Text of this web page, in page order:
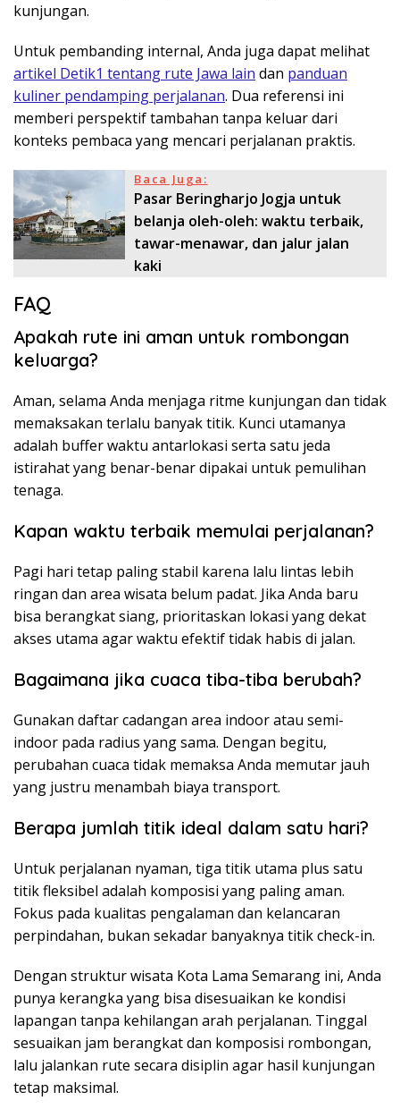
kunjungan.
Untuk pembanding internal, Anda juga dapat melihat
artikel Detik1 tentang rute Jawa lain dan panduan
kuliner pendamping perjalanan. Dua referensi ini
memberi perspektif tambahan tanpa keluar dari
konteks pembaca yang mencari perjalanan praktis.
Baca Juga:
Pasar Beringharjo Jogja untuk
belanja oleh-oleh: waktu terbaik,
tawar-menawar, dan jalur jalan
kaki
FAQ
Apakah rute ini aman untuk rombongan
keluarga?
Aman, selama Anda menjaga ritme kunjungan dan tidak
memaksakan terlalu banyak titik. Kunci utamanya
adalah buffer waktu antarlokasi serta satu jeda
istirahat yang benar-benar dipakai untuk pemulihan
tenaga.
Kapan waktu terbaik memulai perjalanan?
Pagi hari tetap paling stabil karena lalu lintas lebih
ringan dan area wisata belum padat. Jika Anda baru
bisa berangkat siang, prioritaskan lokasi yang dekat
akses utama agar waktu efektif tidak habis di jalan.
Bagaimana jika cuaca tiba-tiba berubah?
Gunakan daftar cadangan area indoor atau semi-
indoor pada radius yang sama. Dengan begitu,
perubahan cuaca tidak memaksa Anda memutar jauh
yang justru menambah biaya transport.
Berapa jumlah titik ideal dalam satu hari?
Untuk perjalanan nyaman, tiga titik utama plus satu
titik fleksibel adalah komposisi yang paling aman.
Fokus pada kualitas pengalaman dan kelancaran
perpindahan, bukan sekadar banyaknya titik check-in.
Dengan struktur wisata Kota Lama Semarang ini, Anda
punya kerangka yang bisa disesuaikan ke kondisi
lapangan tanpa kehilangan arah perjalanan. Tinggal
sesuaikan jam berangkat dan komposisi rombongan,
lalu jalankan rute secara disiplin agar hasil kunjungan
tetap maksimal.